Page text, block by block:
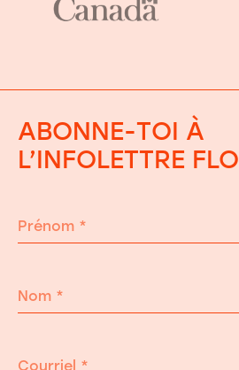
ABONNE-TOI À
L’INFOLETTRE FLO
Prénom *
Nom *
Courriel *